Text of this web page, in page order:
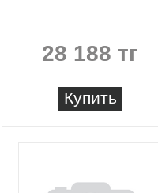
28 188 тг
Купить